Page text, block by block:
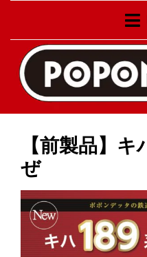
ポポンデ
製品公式ペ
の発信
信、
【前製品】
ぜ